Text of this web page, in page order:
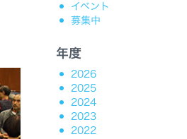
イベント
募集中
年度
2026
2025
2024
2023
2022